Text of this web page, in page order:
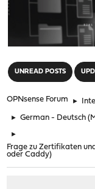
UNREAD POSTS
OPNsense Forum ►
► German - Deutsch
►
Frage zu Zertifikaten
oder Caddy)